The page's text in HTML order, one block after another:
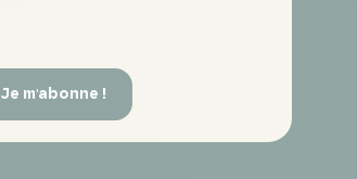
Je m'abonne !